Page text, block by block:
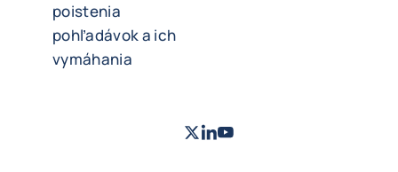
poistenia
pohľadávok a ich
vymáhania
Twitter- Coface
LinkedIn
Youtube